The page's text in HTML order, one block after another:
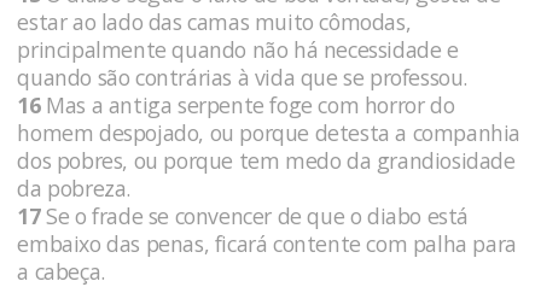
estar ao lado das camas muito cômodas,
principalmente quando não há necessidade e
quando são contrárias à vida que se professou.
16Mas a antiga serpente foge com horror do
homem despojado, ou porque detesta a companhia
dos pobres, ou porque tem medo da grandiosidade
da pobreza.
17Se o frade se convencer de que o diabo está
embaixo das penas, ficará contente com palha para
a cabeça.